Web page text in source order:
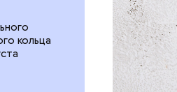
кольца